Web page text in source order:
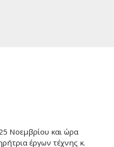
Νοεμβρίου και ώρα
έργων τέχνης κ.